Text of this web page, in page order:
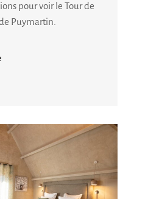
pour voir le Tour de
Puymartin.